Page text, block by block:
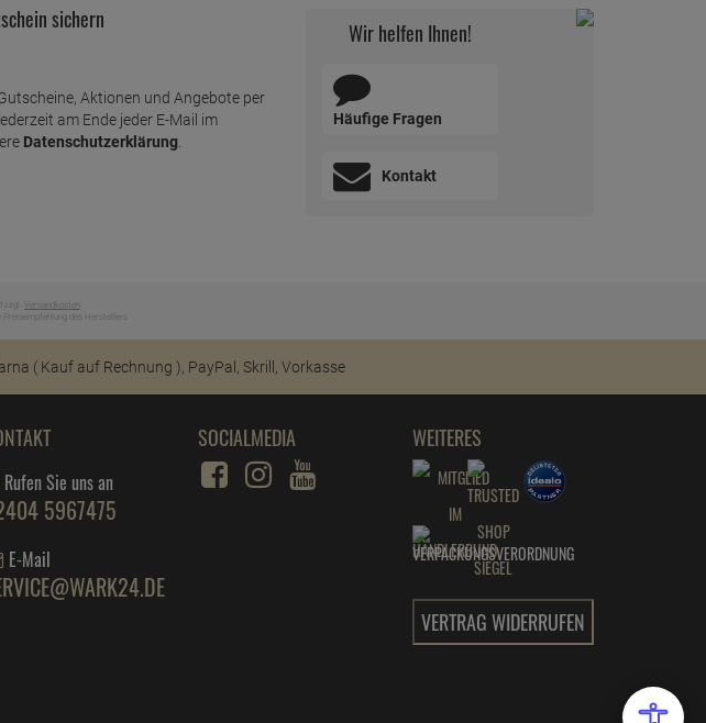
sichern
Aktionen und Angebote per
am Ende jeder E-Mail im
Datenschutzerklärung.
Wir helfen Ihnen!
Häufige Fragen
Kontakt
zzgl. Versandkosten
Preisempfehlung des Herstellers
Rufen Sie uns an
5967475
E-Mail
SOCIALMEDIA WEITERES
VERTRAG WIDERRUFEN